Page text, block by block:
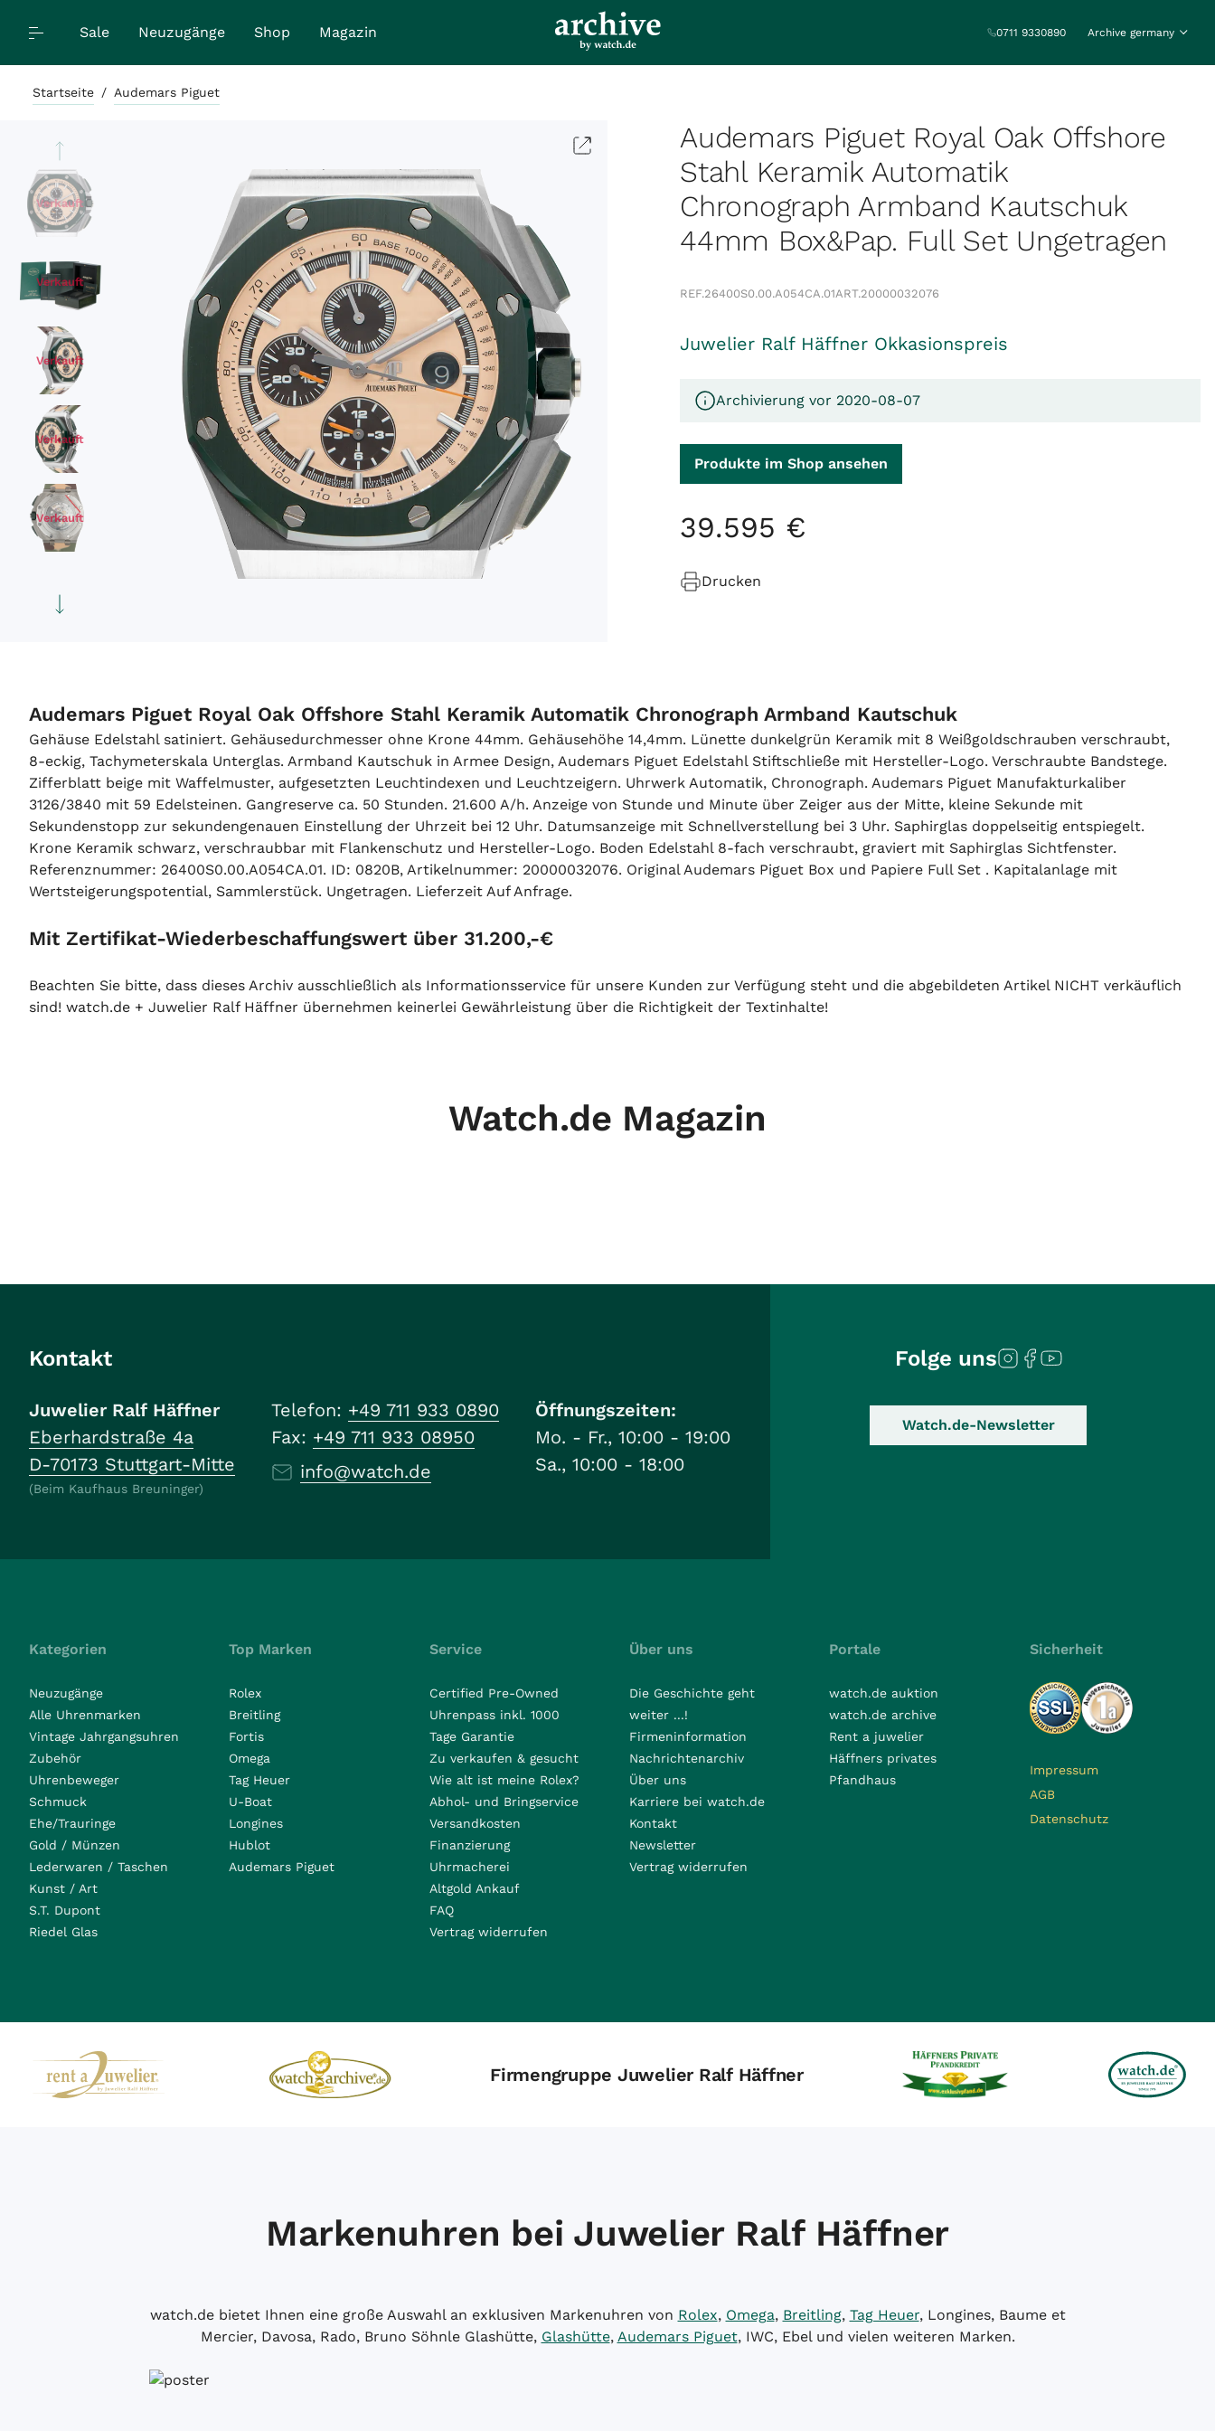
Sale Neuzugänge Shop Magazin 0711 9330890 Archive germany
Startseite / Audemars Piguet
Audemars Piguet Royal Oak Offshore
Stahl Keramik Automatik
Chronograph Armband Kautschuk
44mm Box&Pap. Full Set Ungetragen
Verkauft
Verkauft
Verkauft
Verkauft
Verkauft
Verkauft
REF.26400S0.00.A054CA.01ART.20000032076
Juwelier Ralf Häffner Okkasionspreis
Archivierung vor 2020-08-07
Produkte im Shop ansehen
39.595 €
Drucken
Audemars Piguet Royal Oak Offshore Stahl Keramik Automatik Chronograph Armband Kautschuk
Gehäuse Edelstahl satiniert. Gehäusedurchmesser ohne Krone 44mm. Gehäusehöhe 14,4mm. Lünette dunkelgrün Keramik mit 8 Weißgoldschrauben verschraubt,
8-eckig, Tachymeterskala Unterglas. Armband Kautschuk in Armee Design, Audemars Piguet Edelstahl Stiftschließe mit Hersteller-Logo. Verschraubte Bandstege.
Zifferblatt beige mit Waffelmuster, aufgesetzten Leuchtindexen und Leuchtzeigern. Uhrwerk Automatik, Chronograph. Audemars Piguet Manufakturkaliber
3126/3840 mit 59 Edelsteinen. Gangreserve ca. 50 Stunden. 21.600 A/h. Anzeige von Stunde und Minute über Zeiger aus der Mitte, kleine Sekunde mit
Sekundenstopp zur sekundengenauen Einstellung der Uhrzeit bei 12 Uhr. Datumsanzeige mit Schnellverstellung bei 3 Uhr. Saphirglas doppelseitig entspiegelt.
Krone Keramik schwarz, verschraubbar mit Flankenschutz und Hersteller-Logo. Boden Edelstahl 8-fach verschraubt, graviert mit Saphirglas Sichtfenster.
Referenznummer: 26400S0.00.A054CA.01. ID: 0820B, Artikelnummer: 20000032076. Original Audemars Piguet Box und Papiere Full Set . Kapitalanlage mit
Wertsteigerungspotential, Sammlerstück. Ungetragen. Lieferzeit Auf Anfrage.
Mit Zertifikat-Wiederbeschaffungswert über 31.200,-€
Beachten Sie bitte, dass dieses Archiv ausschließlich als Informationsservice für unsere Kunden zur Verfügung steht und die abgebildeten Artikel NICHT verkäuflich
sind! watch.de + Juwelier Ralf Häffner übernehmen keinerlei Gewährleistung über die Richtigkeit der Textinhalte!
Watch.de Magazin
Kontakt
Juwelier Ralf Häffner
Eberhardstraße 4a
D-70173 Stuttgart-Mitte
(Beim Kaufhaus Breuninger)
Telefon: +49 711 933 0890
Fax: +49 711 933 08950
info@watch.de
Öffnungszeiten:
Mo. - Fr., 10:00 - 19:00
Sa., 10:00 - 18:00
Folge uns
Watch.de-Newsletter
Kategorien
Neuzugänge
Alle Uhrenmarken
Vintage Jahrgangsuhren
Zubehör
Uhrenbeweger
Schmuck
Ehe/Trauringe
Gold / Münzen
Lederwaren / Taschen
Kunst / Art
S.T. Dupont
Riedel Glas
Top Marken
Rolex
Breitling
Fortis
Omega
Tag Heuer
U-Boat
Longines
Hublot
Audemars Piguet
Service
Certified Pre-Owned
Uhrenpass inkl. 1000
Tage Garantie
Zu verkaufen & gesucht
Wie alt ist meine Rolex?
Abhol- und Bringservice
Versandkosten
Finanzierung
Uhrmacherei
Altgold Ankauf
FAQ
Vertrag widerrufen
Über uns
Die Geschichte geht
weiter ...!
Firmeninformation
Nachrichtenarchiv
Über uns
Karriere bei watch.de
Kontakt
Newsletter
Vertrag widerrufen
Portale
watch.de auktion
watch.de archive
Rent a juwelier
Häffners privates
Pfandhaus
Sicherheit
Impressum
AGB
Datenschutz
Firmengruppe Juwelier Ralf Häffner
Markenuhren bei Juwelier Ralf Häffner
watch.de bietet Ihnen eine große Auswahl an exklusiven Markenuhren von Rolex, Omega, Breitling, Tag Heuer, Longines, Baume et
Mercier, Davosa, Rado, Bruno Söhnle Glashütte, Glashütte, Audemars Piguet, IWC, Ebel und vielen weiteren Marken.